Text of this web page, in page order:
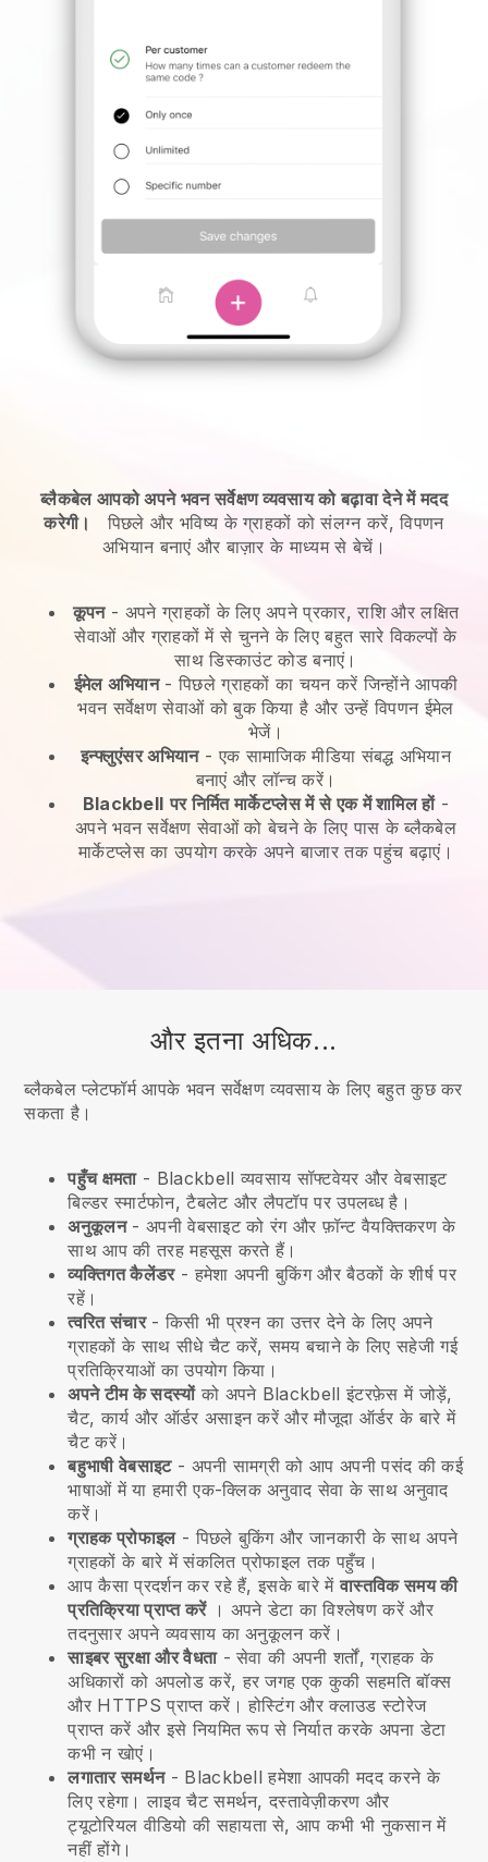
ब्लैकबेल आपको अपने भवन सर्वेक्षण व्यवसाय को बढ़ावा देने में मदद
करेगी।
पिछले और भविष्य के ग्राहकों को संलग्न करें, विपणन
अभियान बनाएं और बाज़ार के माध्यम से बेचें।
कूपन- अपने ग्राहकों के लिए अपने प्रकार, राशि और लक्षित
सेवाओं और ग्राहकों में से चुनने के लिए बहुत सारे विकल्पों के
साथ डिस्काउंट कोड बनाएं।
ईमेल अभियान-पिछले ग्राहकों का चयन करें जिन्होंने आपकी
भवन सर्वेक्षण सेवाओं को बुक किया है और उन्हें विपणन ईमेल
भेजें।
इन्फ्लुएंसर अभियान- एक सामाजिक मीडिया संबद्ध अभियान
बनाएं और लॉन्च करें।
Blackbell पर निर्मित मार्केटप्लेस में से एक में शामिल हों-
अपने भवन सर्वेक्षण सेवाओं को बेचने के लिए पास के ब्लैकबेल
मार्केटप्लेस का उपयोग करके अपने बाजार तक पहुंच बढ़ाएं।
और इतना अधिक...
ब्लैकबेल प्लेटफॉर्म आपके भवन सर्वेक्षण व्यवसाय के लिए बहुत कुछ कर
सकता है।
पहुँच क्षमता- Blackbell व्यवसाय सॉफ्टवेयर और वेबसाइट
बिल्डर स्मार्टफोन, टैबलेट और लैपटॉप पर उपलब्ध है।
अनुकूलन- अपनी वेबसाइट को रंग और फ़ॉन्ट वैयक्तिकरण के
साथ आप की तरह महसूस करते हैं।
व्यक्तिगत कैलेंडर- हमेशा अपनी बुकिंग और बैठकों के शीर्ष पर
रहें।
त्वरित संचार- किसी भी प्रश्न का उत्तर देने के लिए अपने
ग्राहकों के साथ सीधे चैट करें, समय बचाने के लिए सहेजी गई
प्रतिक्रियाओं का उपयोग किया।
अपने टीम के सदस्योंको अपने Blackbell इंटरफ़ेस में जोड़ें,
चैट, कार्य और ऑर्डर असाइन करें और मौजूदा ऑर्डर के बारे में
चैट करें।
बहुभाषी वेबसाइट- अपनी सामग्री को आप अपनी पसंद की कई
भाषाओं में या हमारी एक-क्लिक अनुवाद सेवा के साथ अनुवाद
करें।
ग्राहक प्रोफाइल- पिछले बुकिंग और जानकारी के साथ अपने
ग्राहकों के बारे में संकलित प्रोफाइल तक पहुँच।
आप कैसा प्रदर्शन कर रहे हैं, इसके बारे मेंवास्तविक समय की
प्रतिक्रिया प्राप्त करें। अपने डेटा का विश्लेषण करें और
तदनुसार अपने व्यवसाय का अनुकूलन करें।
साइबर सुरक्षा और वैधता- सेवा की अपनी शर्तों, ग्राहक के
अधिकारों को अपलोड करें, हर जगह एक कुकी सहमति बॉक्स
और HTTPS प्राप्त करें। होस्टिंग और क्लाउड स्टोरेज
प्राप्त करें और इसे नियमित रूप से निर्यात करके अपना डेटा
कभी न खोएं।
लगातार समर्थन- Blackbell हमेशा आपकी मदद करने के
लिए रहेगा। लाइव चैट समर्थन, दस्तावेज़ीकरण और
ट्यूटोरियल वीडियो की सहायता से, आप कभी भी नुकसान में
नहीं होंगे।